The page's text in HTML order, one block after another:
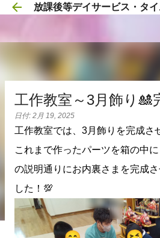
スキップしてメイン コ
放課後等デイサービス・タ
工作教室～3月飾り🎎
日付: 2月 19, 2025
工作教室では、3月飾りを完成さ
これまで作ったパーツを箱の中
の説明通りにお内裏さまを完成
した！💯